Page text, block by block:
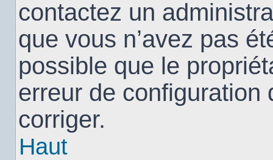
contactez un
que vous n’avez pas
possible que le
erreur de configuration
corriger.
Haut